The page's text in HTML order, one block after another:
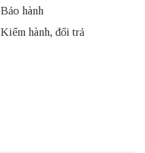
Bảo hành
Kiểm hành, đổi trả